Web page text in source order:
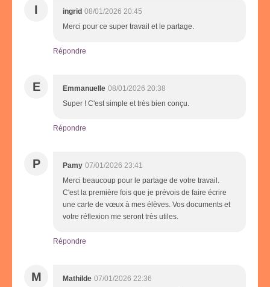
I ingrid 08/01/2026 20:45
Merci pour ce super travail et le partage.
Répondre
E Emmanuelle 08/01/2026 20:38
Super ! C'est simple et très bien conçu.
Répondre
P Pamy 07/01/2026 23:41
Merci beaucoup pour le partage de votre travail.
C'est la première fois que je prévois de faire écrire
une carte de vœux à mes élèves. Vos documents et
votre réflexion me seront très utiles.
Répondre
M Mathilde 07/01/2026 22:36